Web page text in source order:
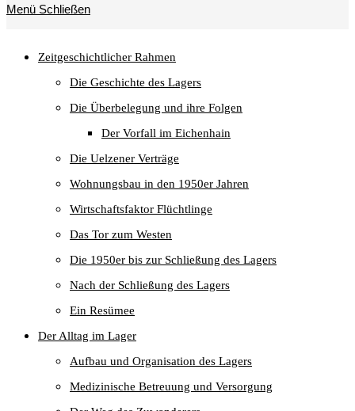
umschalten
Menü Schließen
Zeitgeschichtlicher Rahmen
Die Geschichte des Lagers
Die Überbelegung und ihre Folgen
Der Vorfall im Eichenhain
Die Uelzener Verträge
Wohnungsbau in den 1950er Jahren
Wirtschaftsfaktor Flüchtlinge
Das Tor zum Westen
Die 1950er bis zur Schließung des Lagers
Nach der Schließung des Lagers
Ein Resümee
Der Alltag im Lager
Aufbau und Organisation des Lagers
Medizinische Betreuung und Versorgung